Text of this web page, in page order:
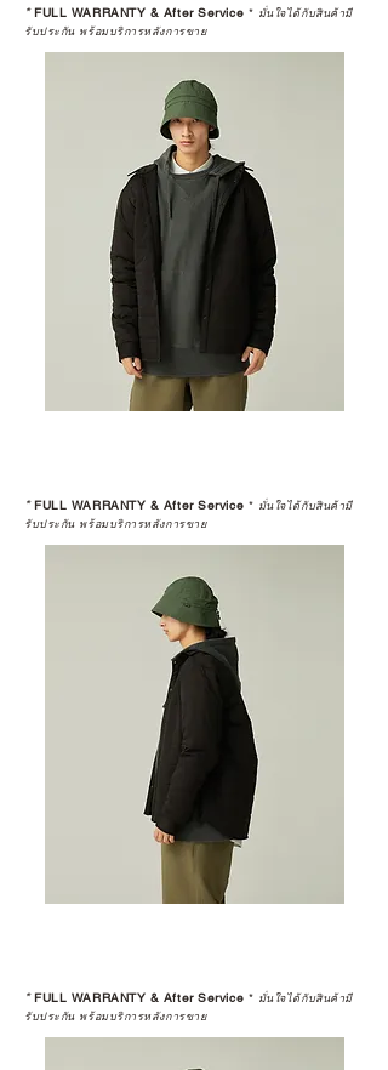
*FULL WARRANTY & After Service * มั่นใจได้กับสินค้ามี
รับประกัน พร้อมบริการหลังการขาย
*FULL WARRANTY & After Service * มั่นใจได้กับสินค้ามี
รับประกัน พร้อมบริการหลังการขาย
*FULL WARRANTY & After Service * มั่นใจได้กับสินค้ามี
รับประกัน พร้อมบริการหลังการขาย